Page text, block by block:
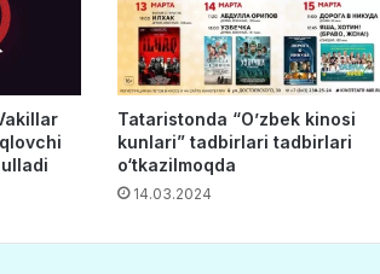
Tataristonda “O’zbek kinosi
kunlari” tadbirlari tadbirlari
o‘tkazilmoqda
14.03.2024